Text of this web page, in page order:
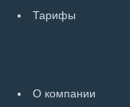
Тарифы
О компании